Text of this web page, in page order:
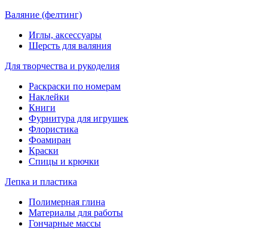
Валяние (фелтинг)
Иглы, аксессуары
Шерсть для валяния
Для творчества и рукоделия
Раскраски по номерам
Наклейки
Книги
Фурнитура для игрушек
Флористика
Фоамиран
Краски
Спицы и крючки
Лепка и пластика
Полимерная глина
Материалы для работы
Гончарные массы